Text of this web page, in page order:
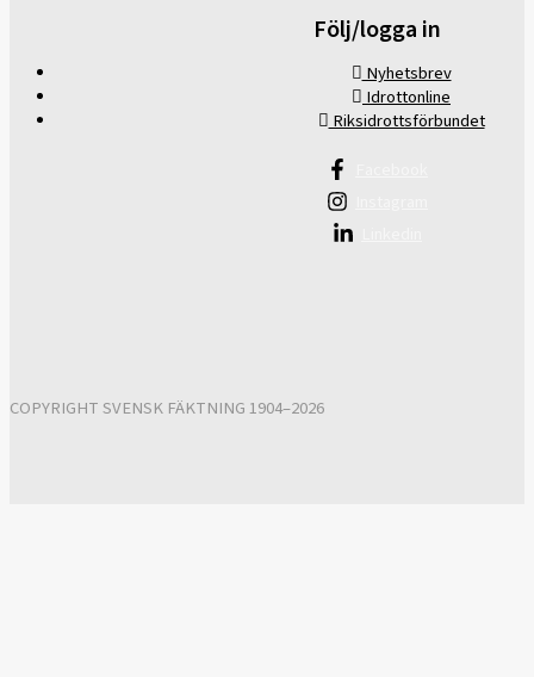
Följ/logga in
Nyhetsbrev
Idrottonline
Riksidrottsförbundet
COPYRIGHT SVENSK FÄKTNING 1904–2026